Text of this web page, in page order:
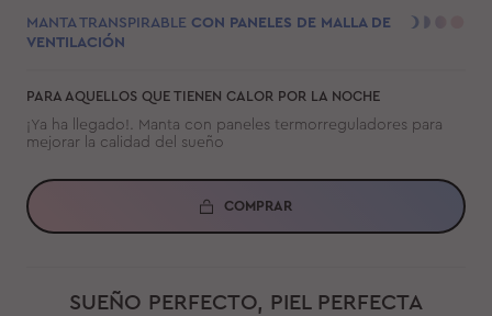
MANTA TRANSPIRABLE CON PANELES DE MALLA DE
VENTILACIÓN
PARA AQUELLOS QUE TIENEN CALOR POR LA NOCHE
¡Ya ha llegado!. Manta con paneles termorreguladores para
mejorar la calidad del sueño
COMPRAR
SUEÑO PERFECTO, PIEL PERFECTA